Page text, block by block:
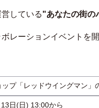
営している"あなたの街の
レーションイベントを開
プ「レッドウイングマン」
日(日) 13:00から